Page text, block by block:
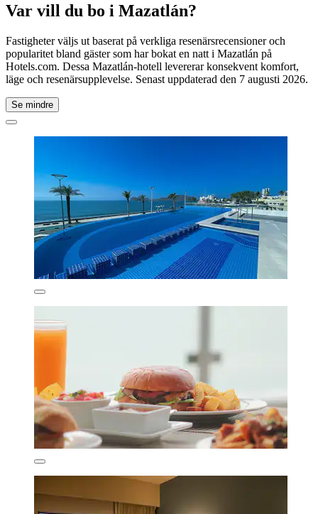
Var vill du bo i Mazatlán?
Fastigheter väljs ut baserat på verkliga resenärsrecensioner och
popularitet bland gäster som har bokat en natt i Mazatlán på
Hotels.com. Dessa Mazatlán-hotell levererar konsekvent komfort,
läge och resenärsupplevelse. Senast uppdaterad den 7 augusti 2026.
Se mindre